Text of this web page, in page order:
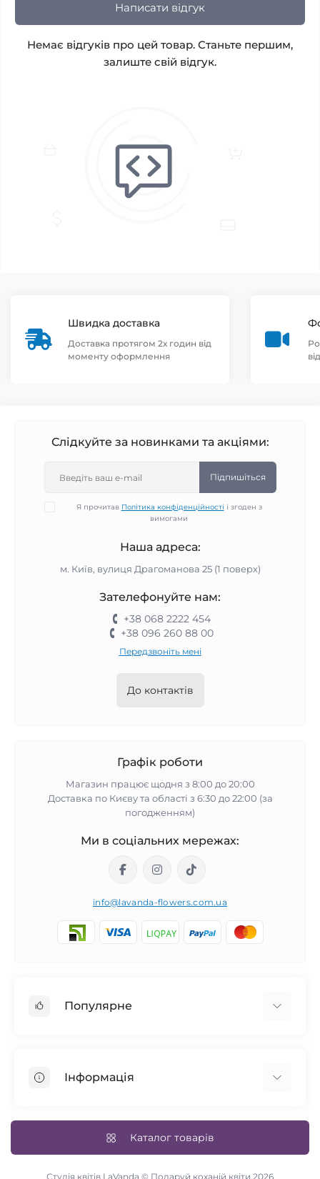
Написати відгук
Немає відгуків про цей товар. Станьте першим,
залиште свій відгук.
Швидка доставка
Доставка протягом 2х годин від
моменту оформлення
Слідкуйте за новинками та акціями:
Підпишіться
Я прочитав Політика конфіденційності і згоден з
вимогами
Наша адреса:
м. Київ, вулиця Драгоманова 25 (1 поверх)
Зателефонуйте нам:
+38 068 2222 454
+38 096 260 88 00
Передзвоніть мені
До контактів
Графік роботи
Магазин працює щодня з 8:00 до 20:00
Доставка по Києву та області з 6:30 до 22:00 (за
погодженням)
Ми в соціальних мережах:
info@lavanda-flowers.com.ua
Популярне
14 лютого
Cині троянди
Весільний букет
Інформація
Доставка та оплата
Умови згоди
Зворотній зв’язок
Каталог товарів
Студія квітів LaVanda © Подаруй коханій квіти 2026